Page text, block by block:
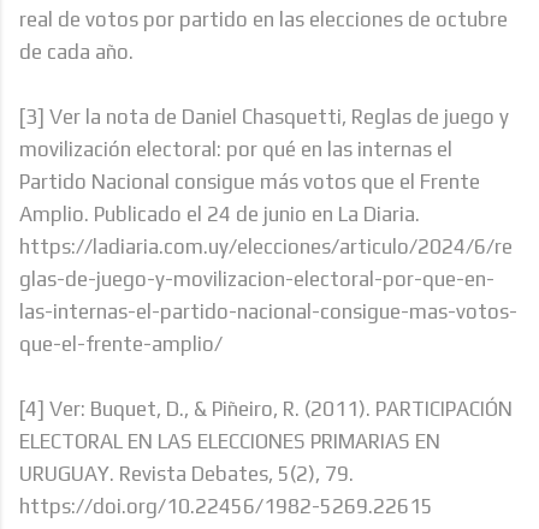
real de votos por partido en las elecciones de octubre
de cada año.
[3] Ver la nota de Daniel Chasquetti, Reglas de juego y
movilización electoral: por qué en las internas el
Partido Nacional consigue más votos que el Frente
Amplio. Publicado el 24 de junio en La Diaria.
https://ladiaria.com.uy/elecciones/articulo/2024/6/re
glas-de-juego-y-movilizacion-electoral-por-que-en-
las-internas-el-partido-nacional-consigue-mas-votos-
que-el-frente-amplio/
[4] Ver: Buquet, D., & Piñeiro, R. (2011). PARTICIPACIÓN
ELECTORAL EN LAS ELECCIONES PRIMARIAS EN
URUGUAY. Revista Debates, 5(2), 79.
https://doi.org/10.22456/1982-5269.22615